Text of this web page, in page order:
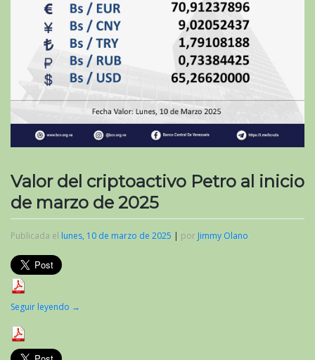
Valor del criptoactivo Petro al inicio
de marzo de 2025
Publicada el lunes, 10 de marzo de 2025 | por Jimmy Olano
Seguir leyendo →